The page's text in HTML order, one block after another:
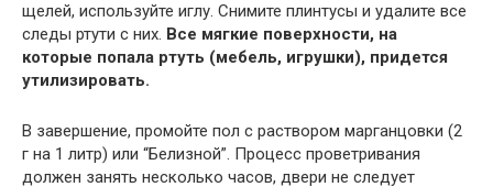
щелей, используйте иглу. Снимите плинтусы и удалите все
следы ртути с них. Все мягкие поверхности, на
которые попала ртуть (мебель, игрушки), придется
утилизировать.
В завершение, промойте пол с раствором марганцовки (2
г на 1 литр) или “Белизной”. Процесс проветривания
должен занять несколько часов, двери не следует